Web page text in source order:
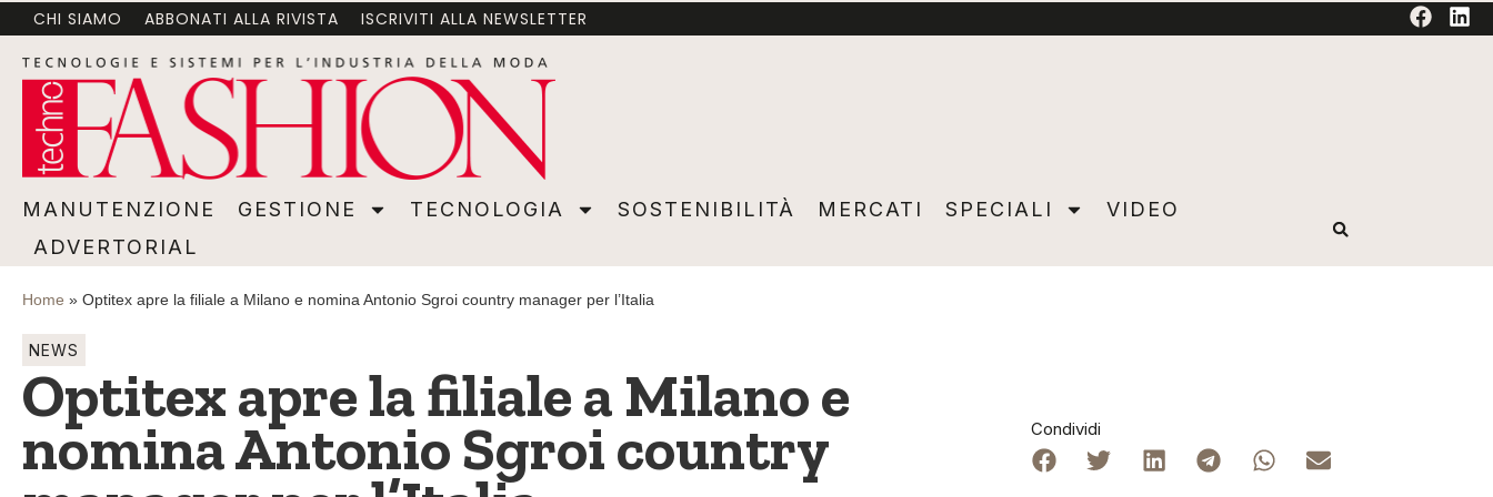
MANUTENZIONE GESTIONE TECNOLOGIA SOSTENIBILITÀ MERCATI SPECIALI VIDEO ADVERTORIAL
CHI SIAMO ABBONATI ALLA RIVISTA ISCRIVITI ALLA NEWSLETTER
MANUTENZIONE GESTIONE TECNOLOGIA SOSTENIBILITÀ MERCATI SPECIALI
VIDEO
ADVERTORIAL
Home » Optitex apre la filiale a Milano e nomina Antonio Sgroi country manager per l’Italia
NEWS
Optitex apre la filiale a Milano e
nomina Antonio Sgroi country Condividi